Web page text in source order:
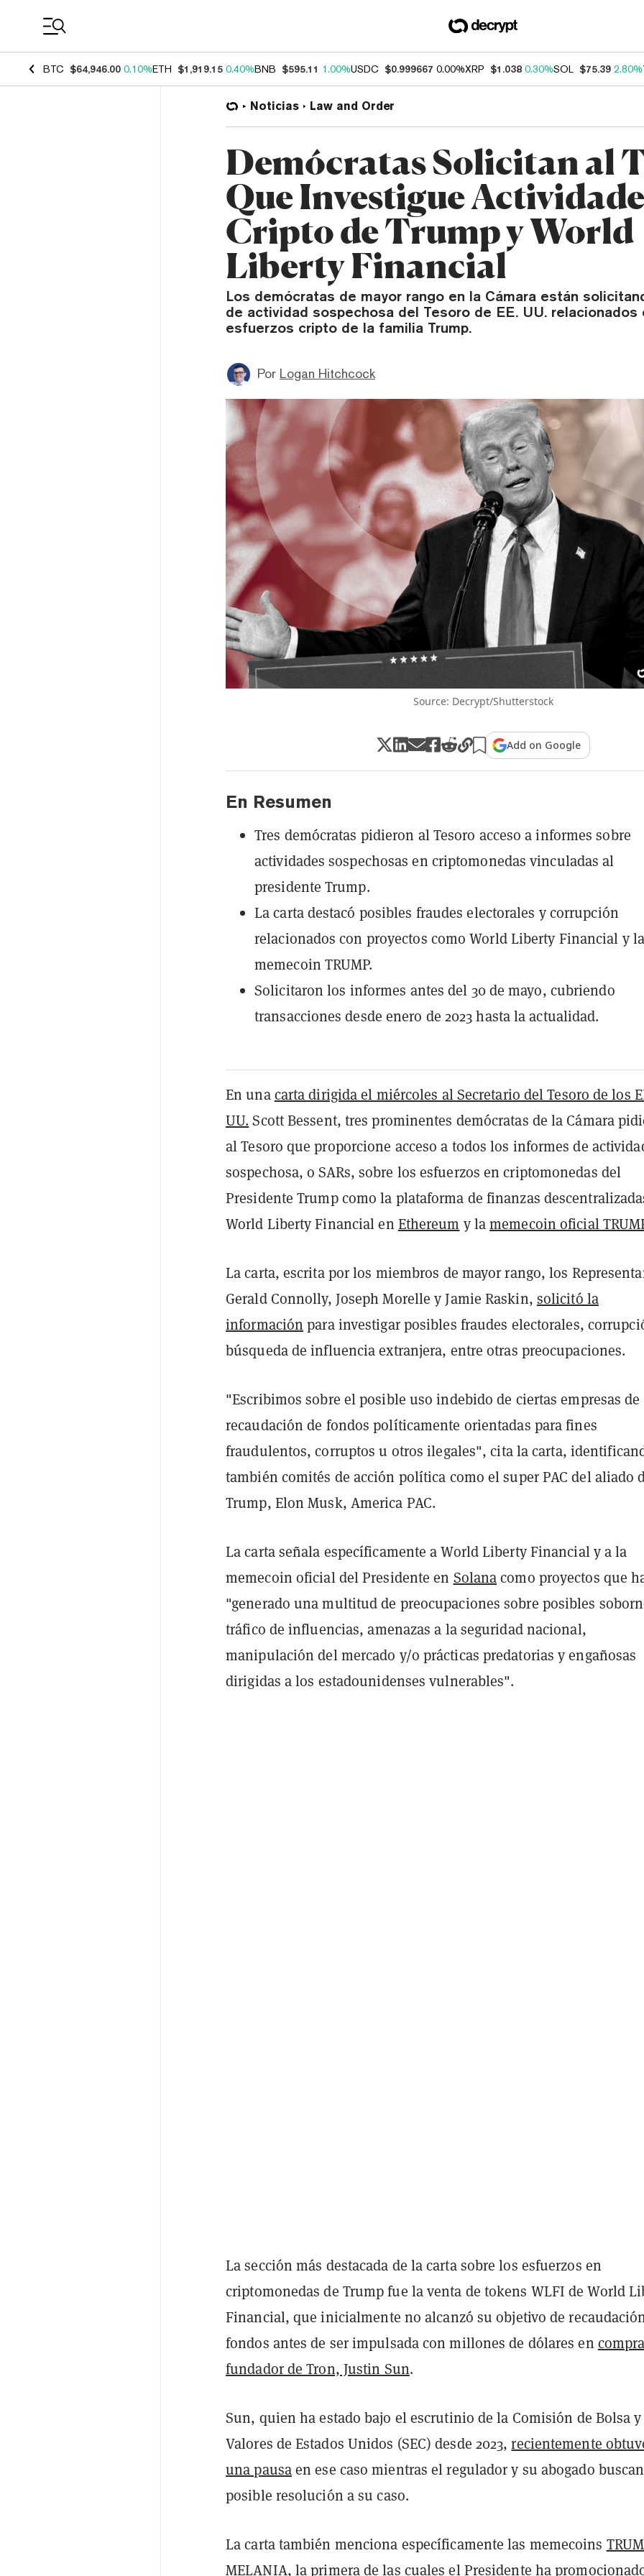
BTC $64,946.00 0.10%ETH $1,919.15 0.40%BNB $595.11 1.00%USDC $0.999667 0.00%XRP $1.038 0.30%SOL $75.39 2.80%
Noticias Law and Order
Demócratas Solicitan al
Que Investigue
Cripto de Trump y World
Liberty Financial
Los demócratas de mayor rango en la Cámara están
de actividad sospechosa del Tesoro de EE. UU. relacionados
esfuerzos cripto de la familia Trump.
Por Logan Hitchcock
Source: Decrypt/Shutterstock
Add on Google
En Resumen
Tres demócratas pidieron al Tesoro acceso a informes sobre
actividades sospechosas en criptomonedas vinculadas al
presidente Trump.
La carta destacó posibles fraudes electorales y corrupción
relacionados con proyectos como World Liberty Financial y
memecoin TRUMP.
Solicitaron los informes antes del 30 de mayo, cubriendo
transacciones desde enero de 2023 hasta la actualidad.
En unacarta dirigida el miércoles al Secretario del Tesoro de los
UU. Scott Bessent, tres prominentes demócratas de la Cámara
al Tesoro que proporcione acceso a todos los informes de
sospechosa, o SARs, sobre los esfuerzos en criptomonedas del
Presidente Trump como la plataforma de finanzas
World Liberty Financial en Ethereum y lamemecoin oficial
La carta, escrita por los miembros de mayor rango, los
Gerald Connolly, Joseph Morelle y Jamie Raskin, solicitó la
información para investigar posibles fraudes electorales,
búsqueda de influencia extranjera, entre otras preocupaciones.
"Escribimos sobre el posible uso indebido de ciertas empresas de
recaudación de fondos políticamente orientadas para fines
fraudulentos, corruptos u otros ilegales", cita la carta,
también comités de acción política como el super PAC del aliado
Trump, Elon Musk, America PAC.
La carta señala específicamente a World Liberty Financial y a la
memecoin oficial del Presidente en Solanacomo proyectos que
"generado una multitud de preocupaciones sobre posibles
tráfico de influencias, amenazas a la seguridad nacional,
manipulación del mercado y/o prácticas predatorias y engañosas
dirigidas a los estadounidenses vulnerables".
La sección más destacada de la carta sobre los esfuerzos en
criptomonedas de Trump fue la venta de tokens WLFI de World
Financial, que inicialmente no alcanzó su objetivo de
fondos antes de ser impulsada con millones de dólares en
fundador de Tron, Justin Sun.
Sun, quien ha estado bajo el escrutinio de la Comisión de Bolsa y
Valores de Estados Unidos (SEC) desde 2023,recientemente
una pausaen ese caso mientras el regulador y su abogado
posible resolución a su caso.
La carta también menciona específicamente las memecoins
MELANIA, la primera de las cuales el Presidente ha